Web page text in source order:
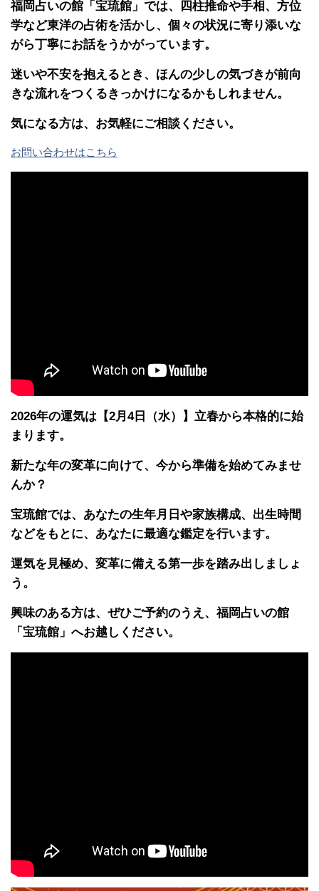
福岡占いの館「宝琉館」では、四柱推命や手相、方位
学など東洋の占術を活かし、個々の状況に寄り添いな
がら丁寧にお話をうかがっています。
迷いや不安を抱えるとき、ほんの少しの気づきが前向
きな流れをつくるきっかけになるかもしれません。
気になる方は、お気軽にご相談ください。
お問い合わせはこちら
2026年の運気は【2月4日（水）】立春から本格的に始
まります。
新たな年の変革に向けて、今から準備を始めてみませ
んか？
宝琉館では、あなたの生年月日や家族構成、出生時間
などをもとに、あなたに最適な鑑定を行います。
運気を見極め、変革に備える第一歩を踏み出しましょ
う。
興味のある方は、ぜひご予約のうえ、福岡占いの館
「宝琉館」へお越しください。